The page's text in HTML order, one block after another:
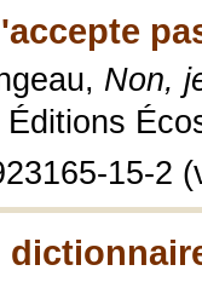
Non,
Éditions
15-2